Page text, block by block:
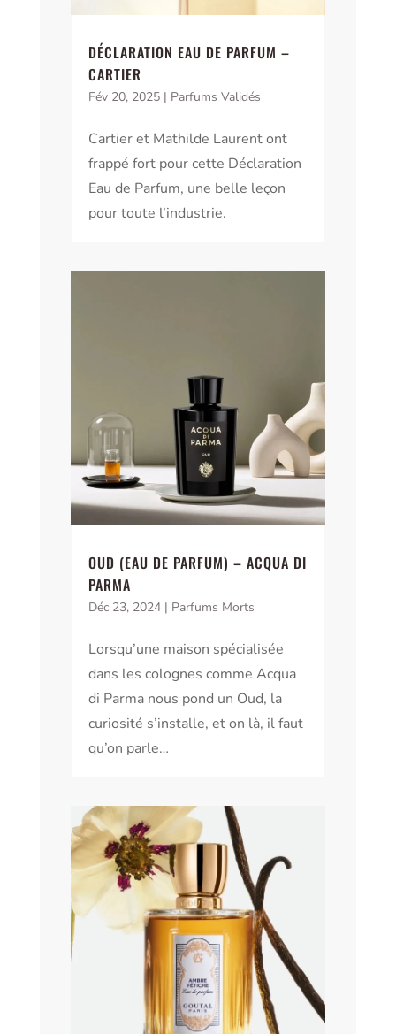
DÉCLARATION EAU DE PARFUM –
CARTIER
Fév 20, 2025| Parfums Validés
Cartier et Mathilde Laurent ont
frappé fort pour cette Déclaration
Eau de Parfum, une belle leçon
pour toute l’industrie.
OUD (EAU DE PARFUM) – ACQUA DI
PARMA
Déc 23, 2024| Parfums Morts
Lorsqu’une maison spécialisée
dans les colognes comme Acqua
di Parma nous pond un Oud, la
curiosité s’installe, et on là, il faut
qu’on parle…